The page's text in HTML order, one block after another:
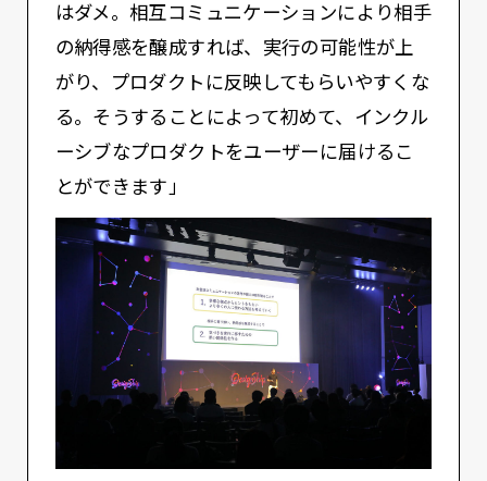
はダメ。相互コミュニケーションにより相手
の納得感を醸成すれば、実⾏の可能性が上
がり、プロダクトに反映してもらいやすくな
る。そうすることによって初めて、インクル
ーシブなプロダクトをユーザーに届けるこ
とができます」